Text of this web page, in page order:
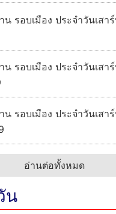
รอบเมือง ประจำวันเสา
รอบเมือง ประจำวันเสา
รอบเมือง ประจำวันเสา
อ่านต่อทั้งหมด
น